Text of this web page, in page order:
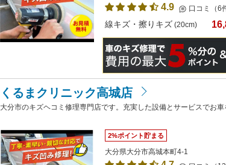
4.9 口コミ（6
線キズ・擦りキズ (20cm)
くるまクリニック高城店
大分市のキズヘコミ修理専門店です。充実した設備とサービスでお
2%ポイント貯まる
大分県大分市高城本町4-1